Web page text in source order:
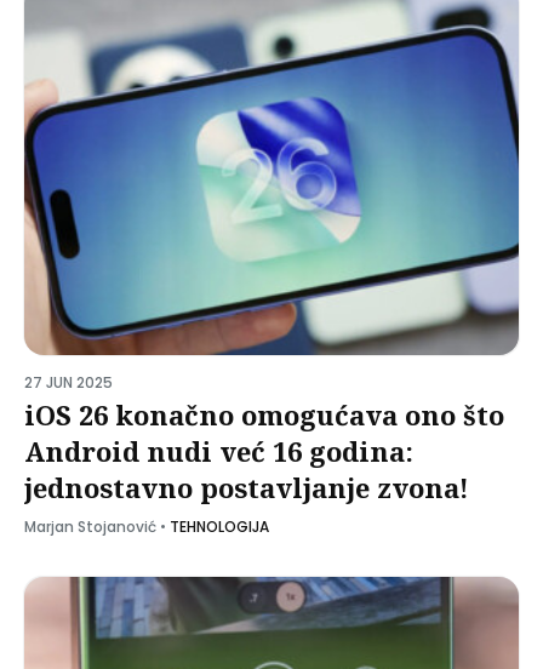
27 JUN 2025
iOS 26 konačno omogućava ono što
Android nudi već 16 godina:
jednostavno postavljanje zvona!
Marjan Stojanović • TEHNOLOGIJA